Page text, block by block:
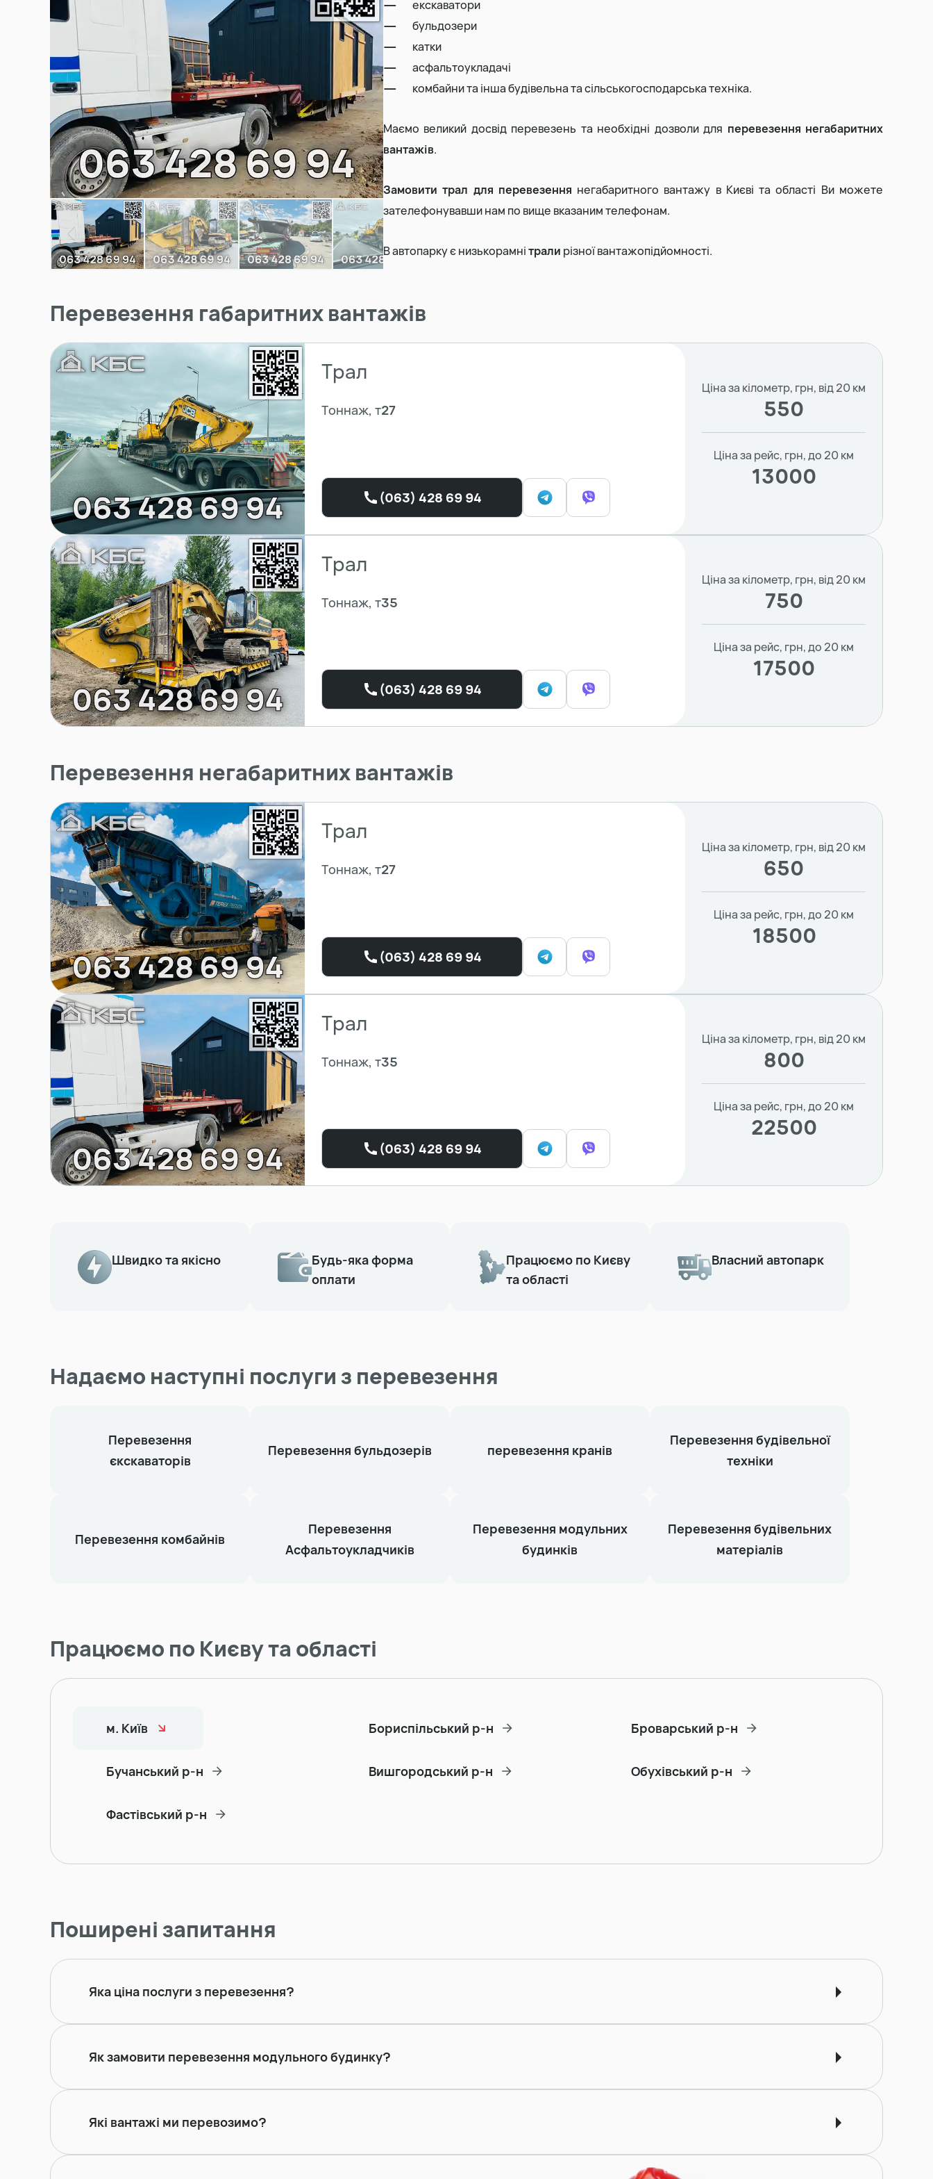
Земляні роботи
Демонтаж будинку
екскаватори
бульдозери
катки
асфальтоукладачі
комбайни та інша будівельна та сільськогосподарська техніка.
Маємо великий досвід перевезень та необхідні дозволи для перевезення негабаритних
вантажів.
Замовити трал для перевезення негабаритного вантажу в Києві та області Ви можете
зателефонувавши нам по вище вказаним телефонам.
В автопарку є низькорамнітрали різної вантажопідйомності.
Перевезення габаритних вантажів
Трал
Тоннаж, т27
(063) 428 69 94
Ціна за кілометр, грн, від 20 км
550
Ціна за рейс, грн, до 20 км
13000
Трал
Тоннаж, т35
(063) 428 69 94
Ціна за кілометр, грн, від 20 км
750
Ціна за рейс, грн, до 20 км
17500
Перевезення негабаритних вантажів
Трал
Тоннаж, т27
(063) 428 69 94
Ціна за кілометр, грн, від 20 км
650
Ціна за рейс, грн, до 20 км
18500
Трал
Тоннаж, т35
(063) 428 69 94
Ціна за кілометр, грн, від 20 км
800
Ціна за рейс, грн, до 20 км
22500
Швидко та якісно
Будь-яка форма
оплати
Працюємо по Києву
та області
Власний автопарк
Надаємо наступні послуги з перевезення
Перевезення
єкскаваторів
Перевезення бульдозерів перевезення кранів
Перевезення будівельної
техніки
Перевезення комбайнів
Перевезення
Асфальтоукладчиків
Перевезення модульних
будинків
Перевезення будівельних
матеріалів
Працюємо по Києву та області
м. Київ Бориспільський р-н Броварський р-н
Бучанський р-н Вишгородський р-н Обухівський р-н
Фастівський р-н
Поширені запитання
Яка ціна послуги з перевезення?
Як замовити перевезення модульного будинку?
Які вантажі ми перевозимо?